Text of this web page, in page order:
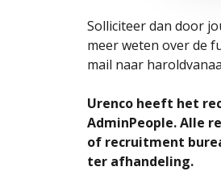
Solliciteer dan door
meer weten over de
mail naar
Urenco heeft het
AdminPeople. Alle
of recruitment
ter afhandeling.